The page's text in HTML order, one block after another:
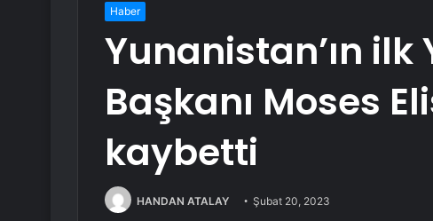
Haber
Yunanistan’ın
Başkanı Moses
kaybetti
HANDAN ATALAY Şubat 20, 2023